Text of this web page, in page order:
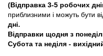
(Відправка 3-5 робочих
приблизними і можуть бути
дні.
Відправки щодня з
Субота та неділя -